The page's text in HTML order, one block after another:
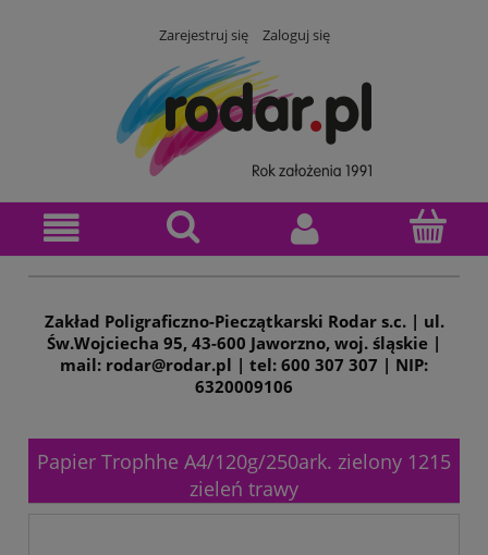
Zarejestruj się Zaloguj się
Zakład Poligraficzno-Pieczątkarski Rodar s.c. | ul.
Św.Wojciecha 95, 43-600 Jaworzno, woj. śląskie |
mail: rodar@rodar.pl | tel: 600 307 307 | NIP:
6320009106
Papier Trophhe A4/120g/250ark. zielony 1215
zieleń trawy